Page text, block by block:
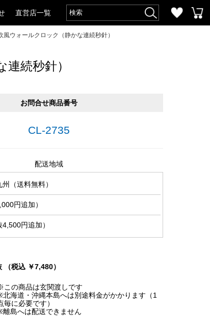
直営店一覧
ウォールクロック（静かな連続秒針）
続秒針）
お問合せ商品番号
CL-2735
配送地域
（送料無料）
円追加）
円追加）
（税込 ￥7,480）
この商品は玄関渡しです
海道・沖縄本島へは別途料金がかかります（1
毎に必要です）
島へは配送できません